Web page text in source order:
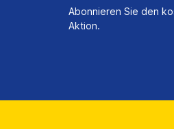
Abonnieren Sie den
Aktion.